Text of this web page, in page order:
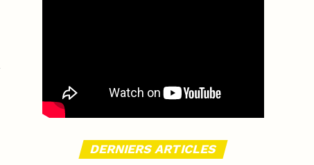
DERNIERS ARTICLES